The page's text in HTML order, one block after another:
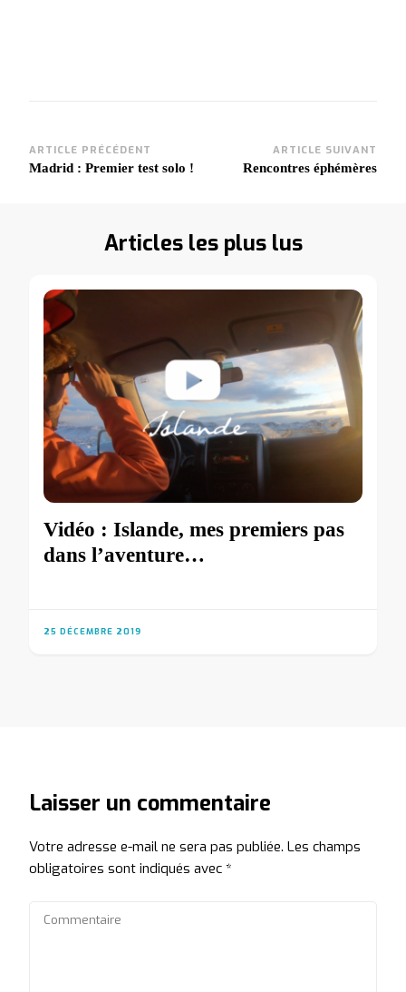
Navigation
d'article
ARTICLE PRÉCÉDENT
Madrid : Premier test solo !
ARTICLE SUIVANT
Rencontres éphémères
Articles les plus lus
Vidéo : Islande, mes premiers pas
dans l’aventure…
25 DÉCEMBRE 2019
Laisser un commentaire
Votre adresse e-mail ne sera pas publiée. Les champs
obligatoires sont indiqués avec *